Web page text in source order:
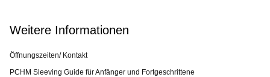
Weitere Informationen
Öffnungszeiten/ Kontakt
PCHM Sleeving Guide für Anfänger und Fortgeschrittene